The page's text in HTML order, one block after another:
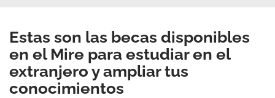
Estas son las becas disponibles
en el Mire para estudiar en el
extranjero y ampliar tus
conocimientos